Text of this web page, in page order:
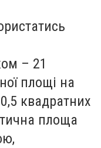
– 21
площі на
квадратних
площа